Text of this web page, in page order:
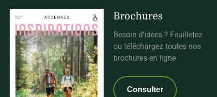
Brochures
Besoin d'idées ? Feuilletez
ou téléchargez toutes nos
brochures en ligne
Consulter